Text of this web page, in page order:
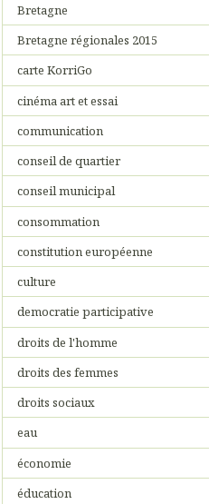
Bretagne
Bretagne régionales 2015
carte KorriGo
cinéma art et essai
communication
conseil de quartier
conseil municipal
consommation
constitution européenne
culture
democratie participative
droits de l'homme
droits des femmes
droits sociaux
eau
économie
éducation